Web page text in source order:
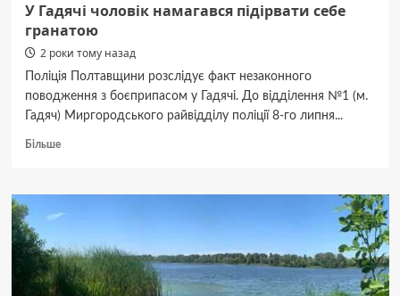
У Гадячі чоловік намагався підірвати себе
гранатою
2 роки тому назад
Поліція Полтавщини розслідує факт незаконного
поводження з боєприпасом у Гадячі. До відділення №1 (м.
Гадяч) Миргородського райвідділу поліції 8-го липня...
БільшеДокладніше
Гадячі
підірвати
себе
гранатою